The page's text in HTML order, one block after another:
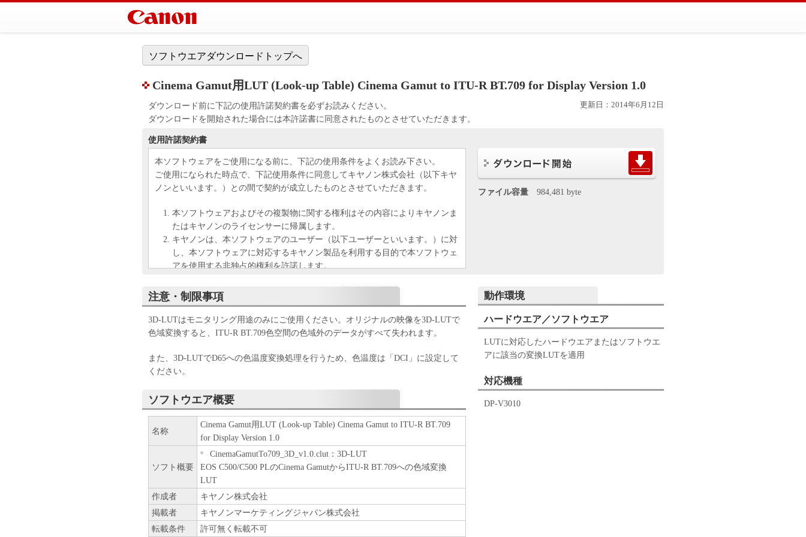
ソフトウエアダウンロードトップへ
Cinema Gamut用LUT (Look-up Table) Cinema Gamut to ITU-R BT.709 for Display Version 1.0
ダウンロード前に下記の使用許諾契約書を必ずお読みください。
ダウンロードを開始された場合には本許諾書に同意されたものとさせていただきます。
更新日：2014年6月12日
使用許諾契約書
本ソフトウェアをご使用になる前に、下記の使用条件をよくお読み下さい。
ご使用になられた時点で、下記使用条件に同意してキヤノン株式会社（以下キヤ
ノンといいます。）との間で契約が成立したものとさせていただきます。
本ソフトウェアおよびその複製物に関する権利はその内容によりキヤノンま
たはキヤノンのライセンサーに帰属します。
キヤノンは、本ソフトウェアのユーザー（以下ユーザーといいます。）に対
し、本ソフトウェアに対応するキヤノン製品を利用する目的で本ソフトウェ
アを使用する非独占的権利を許諾します。
ンジニアリング、逆コンパイルまたは逆アセンブル等することはできませ
ん。
キヤノン、キヤノンマーケティングジャパン株式会社およびキヤノンのライ
センサーは、本ソフトウェアがユーザーの特定の目的のために適当であるこ
の他本ソフトウェアに関していかなる保証もいたしません。
キヤノン、キヤノンマーケティングジャパン株式会社およびキヤノンのライ
は間接的な損失、損害等について、いかなる場合においても一切の責任を負
いません。
ユーザーは、日本国政府または該当国の政府より必要な許可等を得ることな
しに、本ソフトウェアの全部または一部を、直接または間接に輸出してはな
りません。
ファイル容量 984,481 byte
注意・制限事項
3D-LUTはモニタリング用途のみにご使用ください。オリジナルの映像を3D-LUTで
色域変換すると、ITU-R BT.709色空間の色域外のデータがすべて失われます。
また、3D-LUTでD65への色温度変換処理を行うため、色温度は「DCI」に設定して
ください。
ソフトウエア概要
名称
Cinema Gamut用LUT (Look-up Table) Cinema Gamut to ITU-R BT.709
for Display Version 1.0
ソフト概要
CinemaGamutTo709_3D_v1.0.clut：3D-LUT
EOS C500/C500 PLのCinema GamutからITU-R BT.709への色域変換
LUT
作成者
キヤノン株式会社
掲載者
キヤノンマーケティングジャパン株式会社
転載条件
許可無く転載不可
動作環境
ハードウエア／ソフトウエア
LUTに対応したハードウエアまたはソフトウエ
アに該当の変換LUTを適用
対応機種
DP-V3010